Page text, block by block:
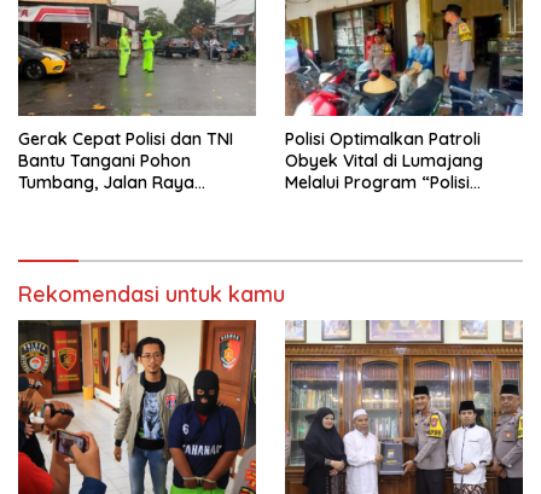
Gerak Cepat Polisi dan TNI
Bantu Tangani Pohon
Tumbang, Jalan Raya
Polisi Optimalkan Patroli
Obyek Vital di Lumajang
Melalui Program “Polisi
Rekomendasi untuk kamu